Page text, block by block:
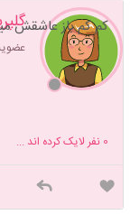
عضویت:
کم کم باز عاشقش
0 نفر لایک کرده اند ...